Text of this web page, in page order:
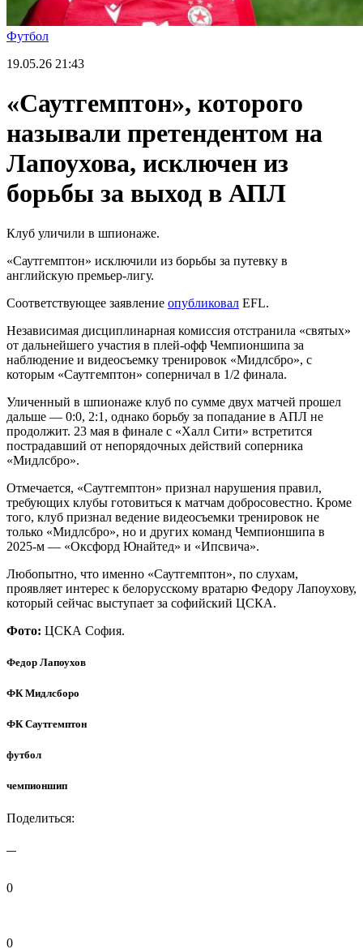
Футбол
19.05.26 21:43
«Саутгемптон», которого
называли претендентом на
Лапоухова, исключен из
борьбы за выход в АПЛ
Клуб уличили в шпионаже.
«Саутгемптон» исключили из борьбы за путевку в
английскую премьер-лигу.
Соответствующее заявление опубликовал EFL.
Независимая дисциплинарная комиссия отстранила «святых»
от дальнейшего участия в плей-офф Чемпионшипа за
наблюдение и видеосъемку тренировок «Мидлсбро», с
которым «Саутгемптон» соперничал в 1/2 финала.
Уличенный в шпионаже клуб по сумме двух матчей прошел
дальше — 0:0, 2:1, однако борьбу за попадание в АПЛ не
продолжит. 23 мая в финале с «Халл Сити» встретится
пострадавший от непорядочных действий соперника
«Мидлсбро».
Отмечается, «Саутгемптон» признал нарушения правил,
требующих клубы готовиться к матчам добросовестно. Кроме
того, клуб признал ведение видеосъемки тренировок не
только «Мидлсбро», но и других команд Чемпионшипа в
2025-м — «Оксфорд Юнайтед» и «Ипсвича».
Любопытно, что именно «Саутгемптон», по слухам,
проявляет интерес к белорусскому вратарю Федору Лапоухову,
который сейчас выступает за софийский ЦСКА.
Фото: ЦСКА София.
Федор Лапоухов
ФК Мидлсборо
ФК Саутгемптон
футбол
чемпионшип
Поделиться:
0
0